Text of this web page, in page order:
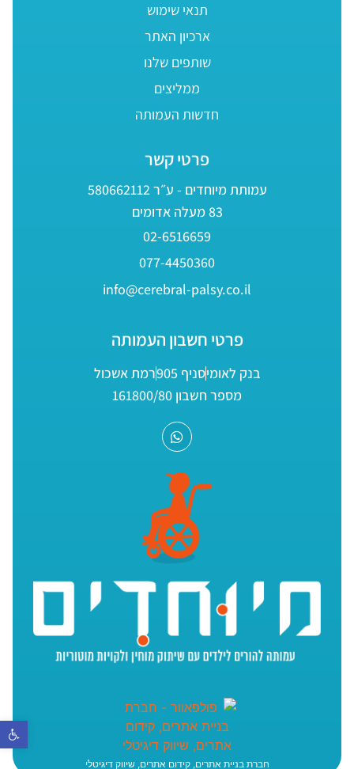
פתח
תנאי שימוש
ארכיון האתר
שותפים שלנו
ממליצים
חדשות העמותה
פרטי קשר
עמותת מיוחדים - ע״ר 580662112
83 מעלה אדומים
02-6516659
077-4450360
info@cerebral-palsy.co.il
פרטי חשבון העמותה
בנק לאומיסניף 905
רמת אשכול
מספר חשבון 161800/80
חברת בניית אתרים, קידום אתרים, שיווק דיגיטלי